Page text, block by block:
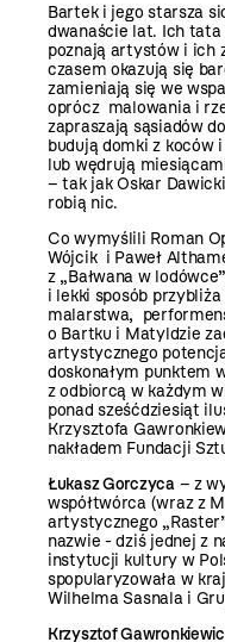
Bartek i jego starsza
dwanaście lat. Ich
poznają artystów i ich
czasem okazują się
zamieniają się we
oprócz malowania i
zapraszają sąsiadów
budują domki z koców
lub wędrują
– tak jak Oskar
robią nic.
Co wymyślili Roman
Wójcik i Paweł
z „Bałwana w
i lekki sposób
malarstwa,
o Bartku i Matyldzie
artystycznego
doskonałym punktem
z odbiorcą w każdym
ponad sześćdziesiąt
Krzysztofa
nakładem Fundacji
Łukasz Gorczyca– z
współtwórca (wraz z
artystycznego
nazwie - dziś jednej z
instytucji kultury w
spopularyzowała w
Wilhelma Sasnala i
Krzysztof